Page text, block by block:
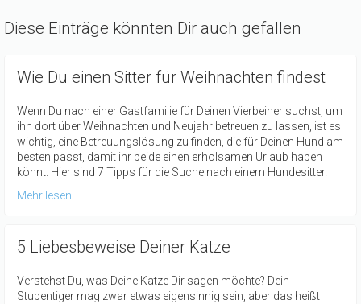
Diese Einträge könnten Dir auch gefallen
Wie Du einen Sitter für Weihnachten findest
Wenn Du nach einer Gastfamilie für Deinen Vierbeiner suchst, um
ihn dort über Weihnachten und Neujahr betreuen zu lassen, ist es
wichtig, eine Betreuungslösung zu finden, die für Deinen Hund am
besten passt, damit ihr beide einen erholsamen Urlaub haben
könnt. Hier sind 7 Tipps für die Suche nach einem Hundesitter.
Mehr lesen
5 Liebesbeweise Deiner Katze
Verstehst Du, was Deine Katze Dir sagen möchte? Dein
Stubentiger mag zwar etwas eigensinnig sein, aber das heißt